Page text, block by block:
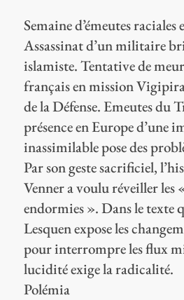
Semaine d’émeutes raciales
Assassinat d’un militaire
islamiste. Tentative de
français en mission
de la Défense. Emeutes du
présence en Europe d’une
inassimilable pose des
Par son geste sacrificiel,
Venner a voulu réveiller les
endormies ». Dans le texte
Lesquen expose les
pour interrompre les flux
lucidité exige la radicalité.
Polémia